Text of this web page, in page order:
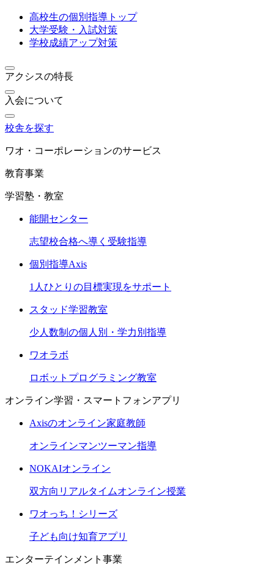
高校生の個別指導トップ
大学受験・入試対策
学校成績アップ対策
アクシスの特長
入会について
校舎を探す
ワオ・コーポレーションのサービス
教育事業
学習塾・教室
能開センター
志望校合格へ導く受験指導
個別指導Axis
1人ひとりの目標実現をサポート
スタッド学習教室
少人数制の個人別・学力別指導
ワオラボ
ロボットプログラミング教室
オンライン学習・スマートフォンアプリ
Axisのオンライン家庭教師
オンラインマンツーマン指導
NOKAIオンライン
双方向リアルタイムオンライン授業
ワオっち！シリーズ
子ども向け知育アプリ
エンターテインメント事業